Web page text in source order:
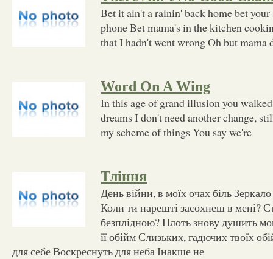
Bet it ain't a rainin' back home bet
phone Bet mama's in the kitchen
that I hadn't went wrong Oh but mama
Word On A Wing
In this age of grand illusion you
dreams I don't need another change,
my scheme of things You say we're
Тління
День війни, в моїх очах біль
Коли ти нарешті засохнеш в мені?
безплідною? Плоть знову душить
її обійм Слизьких, гадючих твоїх
для себе Воскреснуть для неба Інакше не